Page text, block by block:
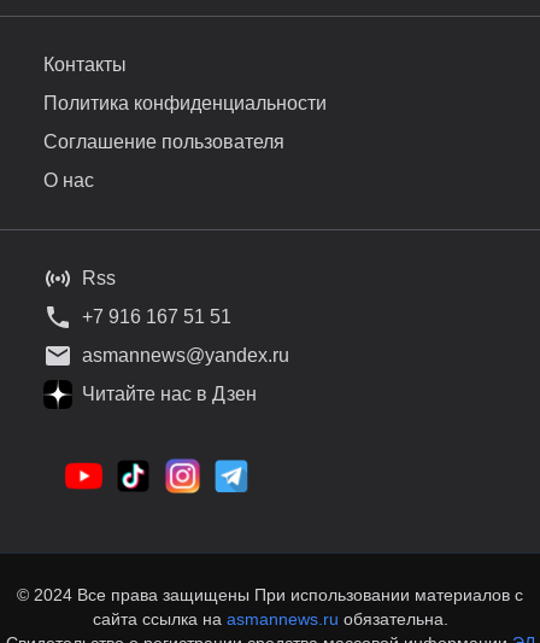
Контакты
Политика конфиденциальности
Соглашение пользователя
О нас
Rss
+7 916 167 51 51
asmannews@yandex.ru
Читайте нас в Дзен
© 2024 Все права защищены При использовании материалов с
сайта ссылка на asmannews.ru обязательна.